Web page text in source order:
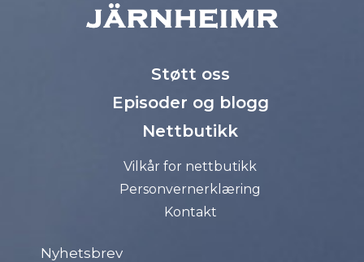
Støtt oss
Episoder og blogg
Nettbutikk
Vilkår for nettbutikk
Personvernerklæring
Kontakt
Nyhetsbrev